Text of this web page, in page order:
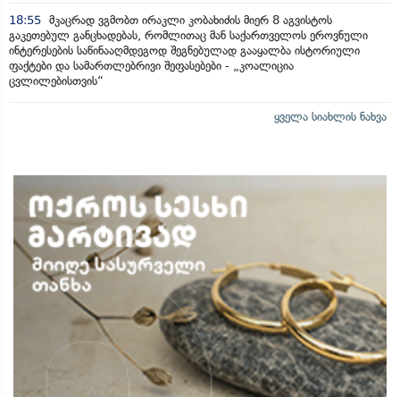
18:55 მკაცრად ვგმობთ ირაკლი კობახიძის მიერ 8 აგვისტოს
გაკეთებულ განცხადებას, რომლითაც მან საქართველოს ეროვნული
ინტერესების საწინააღმდეგოდ შეგნებულად გააყალბა ისტორიული
ფაქტები და სამართლებრივი შეფასებები - „კოალიცია
ცვლილებისთვის“
ყველა სიახლის ნახვა